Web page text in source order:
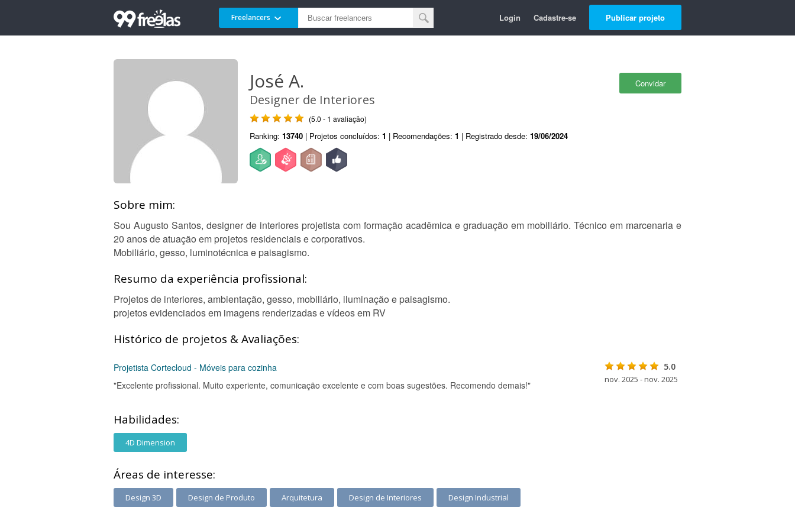
Freelancers Login Cadastre-se Publicar projeto
Convidar
José A.
Designer de Interiores
(5.0 - 1 avaliação)
Ranking: 13740 | Projetos concluídos: 1 | Recomendações: 1 | Registrado desde: 19/06/2024
Sobre mim:
Sou Augusto Santos, designer de interiores projetista com formação acadêmica e graduação em mobiliário. Técnico em marcenaria e
20 anos de atuação em projetos residenciais e corporativos.
Mobiliário, gesso, luminotécnica e paisagismo.
Resumo da experiência profissional:
Projetos de interiores, ambientação, gesso, mobiliário, iluminação e paisagismo.
projetos evidenciados em imagens renderizadas e vídeos em RV
Histórico de projetos & Avaliações:
Projetista Cortecloud - Móveis para cozinha
"Excelente profissional. Muito experiente, comunicação excelente e com boas sugestões. Recomendo demais!"
5.0
nov. 2025 - nov. 2025
Habilidades:
4D Dimension
Áreas de interesse:
Design 3D Design de Produto Arquitetura Design de Interiores Design Industrial